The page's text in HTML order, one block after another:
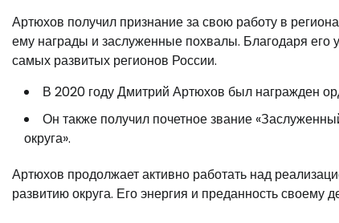
Артюхов получил признание за свою работу в
ему награды и заслуженные похвалы. Благодаря его
самых развитых регионов России.
В 2020 году Дмитрий Артюхов был награжден
Он также получил почетное звание
округа».
Артюхов продолжает активно работать над
развитию округа. Его энергия и преданность